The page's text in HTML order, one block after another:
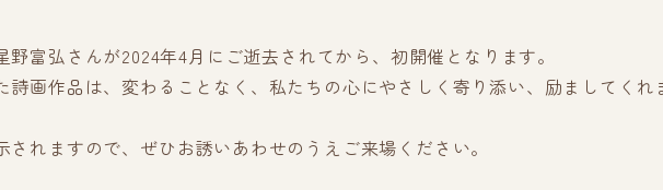
富弘さんが2024年4月にご逝去されてから、初開催となります。
詩画作品は、変わることなく、私たちの心にやさしく寄り添い、励ましてくれ
れますので、ぜひお誘いあわせのうえご来場ください。